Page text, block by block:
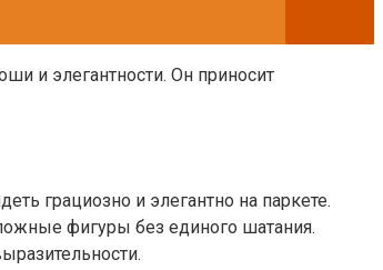
и элегантности. Он приносит
грациозно и элегантно на паркете.
фигуры без единого шатания.